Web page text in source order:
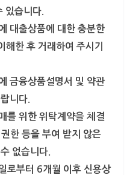
있습니다.
대출상품에 대한 충분한
해한 후 거래하여 주시기
금융상품설명서 및 약관
니다.
를 위한 위탁계약을 체결
한 등을 부여 받지 않은
없습니다.
로부터 6개월 이후 신용상